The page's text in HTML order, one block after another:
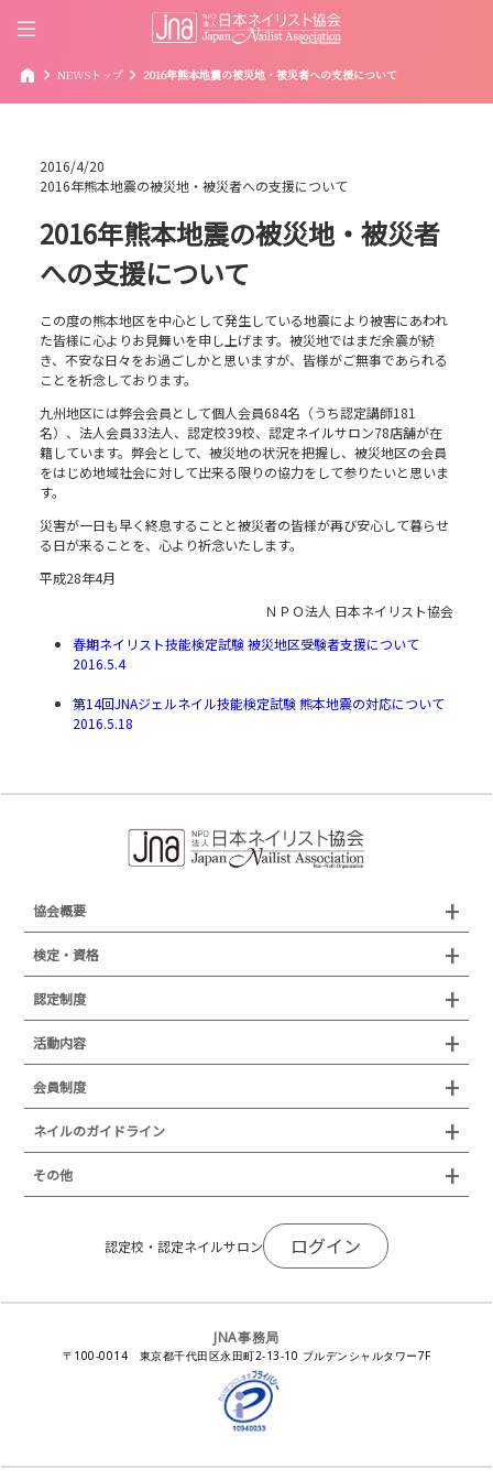
home chevron_right NEWSトップ chevron_right 2016年熊本地震の被災地・被災者への支援について
2016/4/20
2016年熊本地震の被災地・被災者への支援について
2016年熊本地震の被災地・被災者
への支援について
この度の熊本地区を中心として発生している地震により被害にあわれ
た皆様に心よりお見舞いを申し上げます。被災地ではまだ余震が続
き、不安な日々をお過ごしかと思いますが、皆様がご無事であられる
ことを祈念しております。
九州地区には弊会会員として個人会員684名（うち認定講師181
名）、法人会員33法人、認定校39校、認定ネイルサロン78店舗が在
籍しています。弊会として、被災地の状況を把握し、被災地区の会員
をはじめ地域社会に対して出来る限りの協力をして参りたいと思いま
す。
災害が一日も早く終息することと被災者の皆様が再び安心して暮らせ
る日が来ることを、心より祈念いたします。
平成28年4月
ＮＰＯ法人 日本ネイリスト協会
春期ネイリスト技能検定試験 被災地区受験者支援について
2016.5.4
第14回JNAジェルネイル技能検定試験 熊本地震の対応について
2016.5.18
協会概要
組織概要
所在地
プレスリリース
叙勲・褒章・受賞・表彰
通常総会について
検定・資格
検定試験
JNAフットケア理論検定試験
ネイリスト技能検定試験（JNEC主催）
JNAネイリスト技能検定国際試験
JNAネイリストキャリアパス講習会
JNAオフィシャル教材
認定制度
認定制度
認定校
活動内容
ネイルエキスポ
ネイルオブザイヤー
全日本ネイリスト選手権・地区大会
11月ネイル月間
セミナー
セミナー
JNAスーパーライブ
ネイルサロン衛生管理士講習会
JNAネイルサロン等化学物質管理講習会
ネイルサロン向けセミナー
ネイルトレンド
ネイルトレンド
トレンドプロジェクトメンバー
会員制度
会員制度
法人会員
ネイルのガイドライン
新型コロナ感染症関連
コンプライアンス／法令遵守
瞬間接着剤の使用について
EUにおけるTPO成分を含む化粧品の市場提供禁止について
景品表示法に基づく措置命令について
その他
サポートネイルサロン制度
教材・書籍・刊行物
認定校・認定ネイルサロン ログイン
JNA事務局
〒100-0014 東京都千代田区永田町2-13-10 プルデンシャルタワー7F